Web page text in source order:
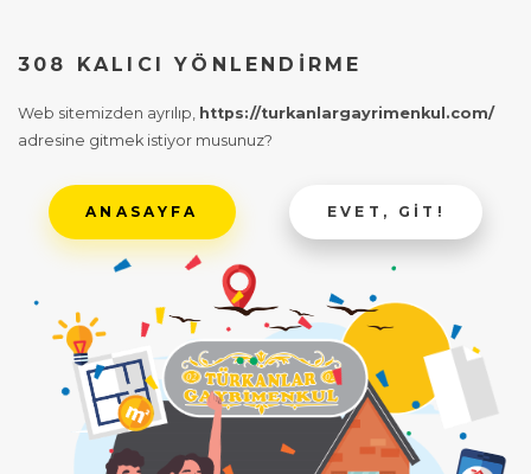
308 KALICI YÖNLENDIRME
Web sitemizden ayrılıp, https://turkanlargayrimenkul.com/
adresine gitmek istiyor musunuz?
ANASAYFA EVET, GIT!